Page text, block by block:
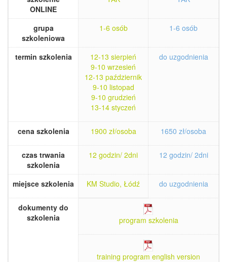
ONLINE
grupa
szkoleniowa
1-6 osób 1-6 osób
termin szkolenia
12-13 sierpień
9-10 wrzesień
12-13 październik
9-10 listopad
9-10 grudzień
13-14 styczeń
do uzgodnienia
cena szkolenia 1900 zł/osoba 1650 zł/osoba
czas trwania
szkolenia
12 godzin/ 2dni 12 godzin/ 2dni
miejsce szkolenia KM Studio, Łódź do uzgodnienia
dokumenty do
szkolenia
program szkolenia
training program english version